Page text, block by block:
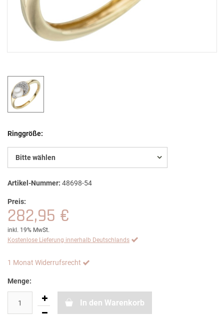
Ringgröße:
Bitte wählen
Artikel-Nummer: 48698-54
Preis:
282,95 €
inkl. 19% MwSt.
Kostenlose Lieferung innerhalb Deutschlands
1 Monat Widerrufsrecht
Menge:
In den Warenkorb